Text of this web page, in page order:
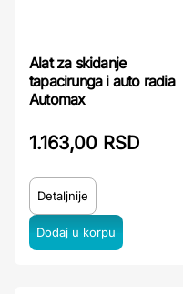
Alat za skidanje
tapacirunga i auto radia
Automax
1.163,00 RSD
Detaljnije